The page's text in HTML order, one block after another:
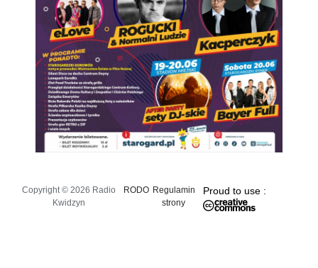
Copyright © 2026 Radio
Kwidzyn
RODO Regulamin
strony
Proud to use :